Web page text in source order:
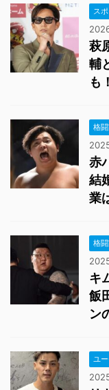
ス
萩
輔
も！
格
赤
結
業
格
キ
飯
ン
ユ